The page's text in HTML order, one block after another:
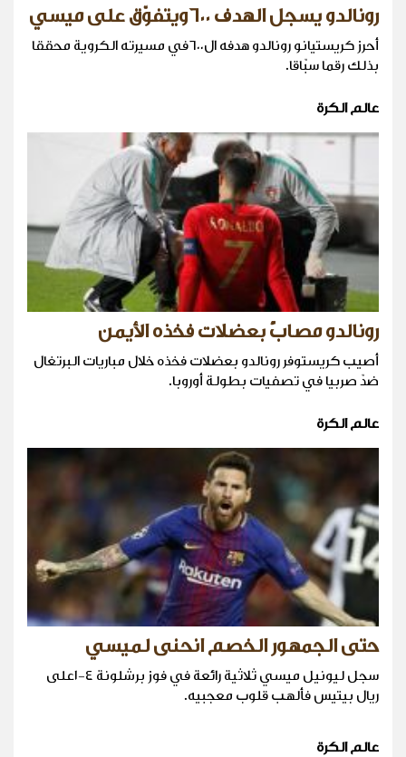
رونالدو يسجل الهدف ٦٠٠ويتفوّق على ميسي
أحرز كريستيانو رونالدو هدفه ال٦٠٠في مسيرته الكروية محققا
بذلك رقما سبّاقا.
عالم الكرة
رونالدو مصابٌ بعضلات فخذه الأيمن
أصيب كريستوفر رونالدو بعضلات فخذه خلال مباريات البرتغال
ضدّ صربيا في تصفيات بطولة أوروبا.
عالم الكرة
حتى الجمهور الخصم انحنى لميسي
سجل ليونيل ميسي ثلاثية رائعة في فوز برشلونة ٤-١على
ريال بيتيس فألهب قلوب معجبيه.
عالم الكرة